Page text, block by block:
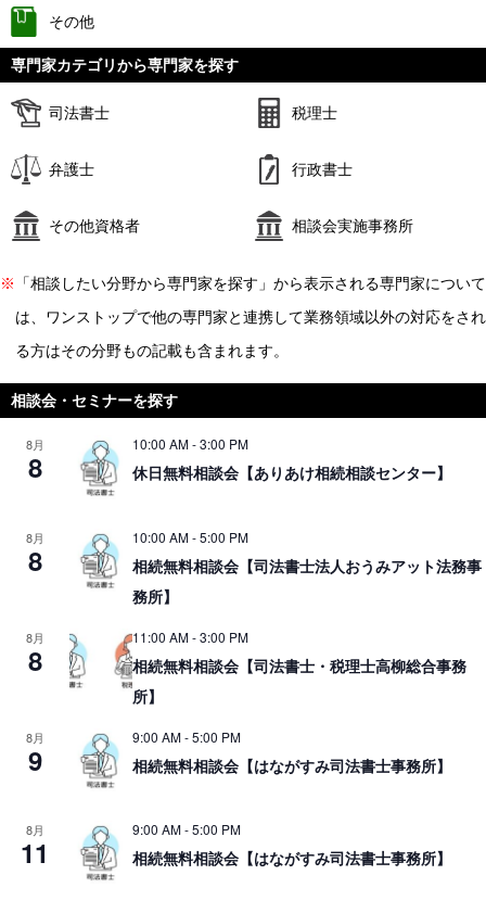
その他
専門家カテゴリから専門家を探す
司法書士 税理士
弁護士 行政書士
その他資格者 相談会実施事務所
※
「相談したい分野から専門家を探す」から表示される専門家について
は、ワンストップで他の専門家と連携して業務領域以外の対応をされ
る方はその分野もの記載も含まれます。
相談会・セミナーを探す
8月
8
10:00 AM-3:00 PM
休日無料相談会【ありあけ相続相談センター】
8月
8
10:00 AM-5:00 PM
相続無料相談会【司法書士法人おうみアット法務事
務所】
8月
8
11:00 AM-3:00 PM
相続無料相談会【司法書士・税理士高柳総合事務
所】
8月
9
9:00 AM-5:00 PM
相続無料相談会【はながすみ司法書士事務所】
8月
11
9:00 AM-5:00 PM
相続無料相談会【はながすみ司法書士事務所】